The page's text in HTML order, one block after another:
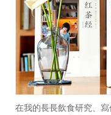
在我的長長飲食研究、